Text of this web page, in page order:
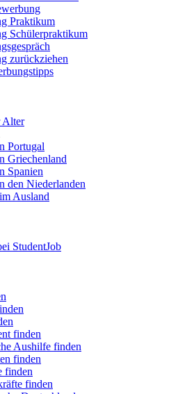
Praktikum
Schülerpraktikum
zurückziehen
Alter
Portugal
Griechenland
Spanien
den Niederlanden
Ausland
StudentJob
finden
Aushilfe finden
finden
finden
finden